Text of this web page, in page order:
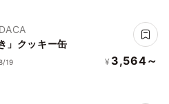
」クッキー缶
19 ¥ 3,564～